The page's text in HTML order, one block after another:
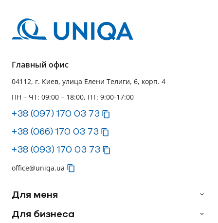
Главный офис
04112, г. Киев, улица Елени Телиги, 6, корп. 4
ПН – ЧТ: 09:00 – 18:00, ПТ: 9:00-17:00
+38 (097) 170 03 73
+38 (066) 170 03 73
+38 (093) 170 03 73
office@uniqa.ua
Для меня
Для бизнеса